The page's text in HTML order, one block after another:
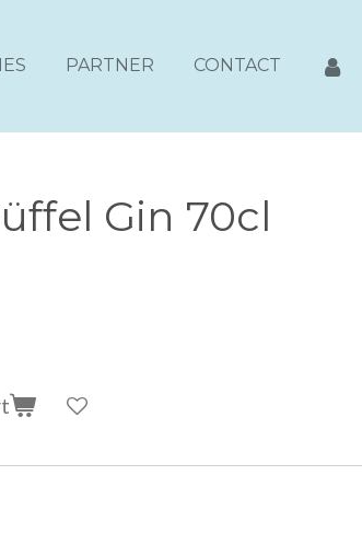
PARTNER CONTACT
Gin 70cl